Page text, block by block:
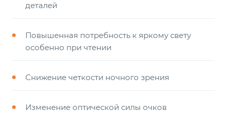
деталей
Повышенная потребность к яркому свету
особенно при чтении
Снижение четкости ночного зрения
Изменение оптической силы очков